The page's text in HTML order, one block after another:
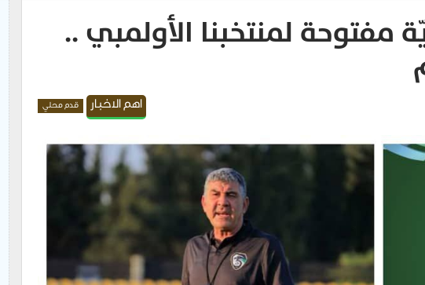
مفتوحة لمنتخبنا الأولمبي ..
اهم الاخبار قدم محلي